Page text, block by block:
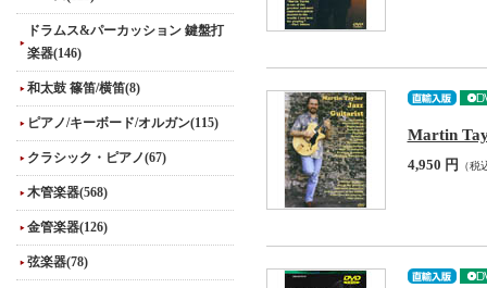
ドラムス&パーカッション 鍵盤打
楽器(146)
和太鼓 篠笛/横笛(8)
ピアノ/キーボード/オルガン(115)
クラシック・ピアノ(67)
木管楽器(568)
金管楽器(126)
弦楽器(78)
Martin
4,950 円 （税